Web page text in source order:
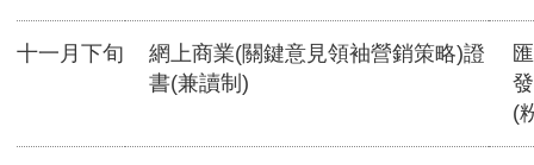
十一月下旬
網上商業(關鍵意見領袖營銷策略)證
書(兼讀制)
(